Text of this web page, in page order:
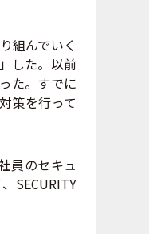
組んでいく
した。以前
た。すでに
策を行って
員のセキュ
SECURITY